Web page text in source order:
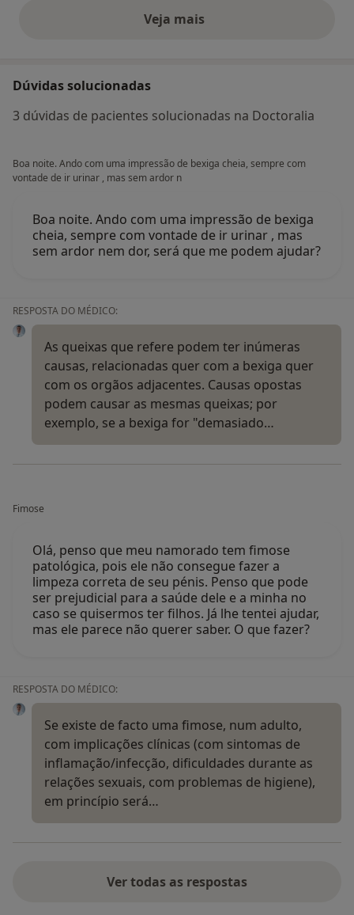
Veja maisopiniões acima
Dúvidas solucionadas
3 dúvidas de pacientes solucionadas na Doctoralia
Boa noite. Ando com uma impressão de bexiga cheia, sempre com
vontade de ir urinar , mas sem ardor n
Boa noite. Ando com uma impressão de bexiga
cheia, sempre com vontade de ir urinar , mas
sem ardor nem dor, será que me podem ajudar?
RESPOSTA DO MÉDICO:
As queixas que refere podem ter inúmeras
causas, relacionadas quer com a bexiga quer
com os orgãos adjacentes. Causas opostas
podem causar as mesmas queixas; por
exemplo, se a bexiga for "demasiado…
Fimose
Olá, penso que meu namorado tem fimose
patológica, pois ele não consegue fazer a
limpeza correta de seu pénis. Penso que pode
ser prejudicial para a saúde dele e a minha no
caso se quisermos ter filhos. Já lhe tentei ajudar,
mas ele parece não querer saber. O que fazer?
RESPOSTA DO MÉDICO:
Se existe de facto uma fimose, num adulto,
com implicações clínicas (com sintomas de
inflamação/infecção, dificuldades durante as
relações sexuais, com problemas de higiene),
em princípio será…
Ver todas as respostas